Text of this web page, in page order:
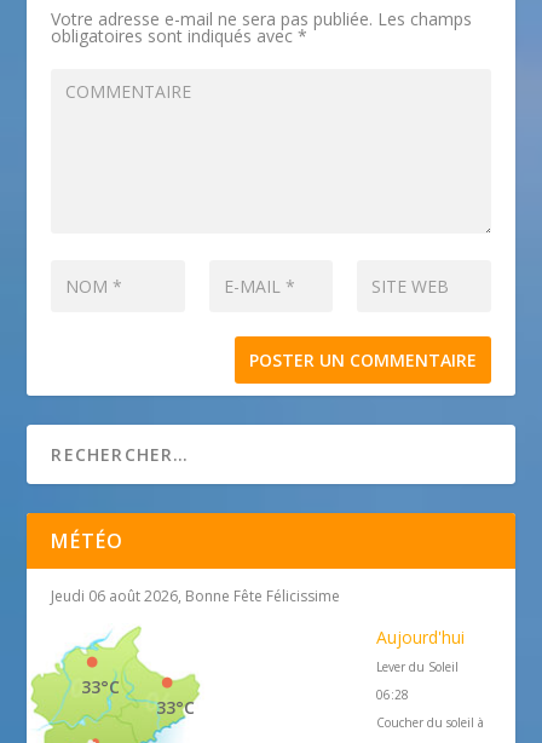
Votre adresse e-mail ne sera pas publiée. Les champs
obligatoires sont indiqués avec*
MÉTÉO
Jeudi 06 août 2026, Bonne Fête Félicissime
33°C
33°C
Aujourd'hui
Lever du Soleil
06:28
Coucher du soleil à